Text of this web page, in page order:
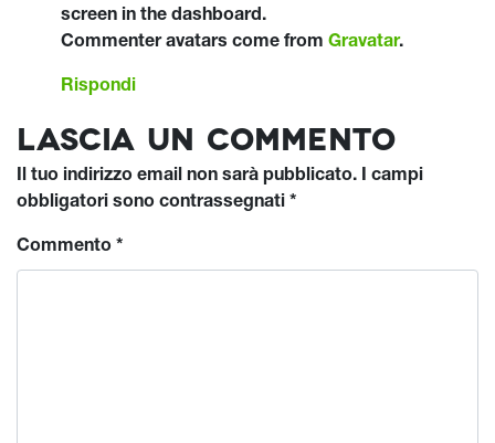
screen in the dashboard.
Commenter avatars come from Gravatar.
Rispondi
Lascia un commento
Il tuo indirizzo email non sarà pubblicato. I campi
obbligatori sono contrassegnati *
Commento *